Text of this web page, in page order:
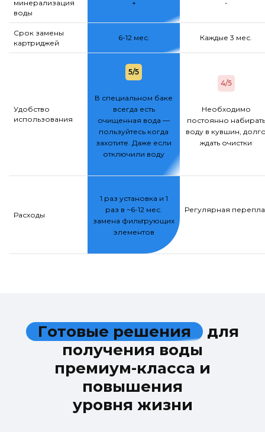
минерализация
воды
+ -
Срок замены
картриджей
6-12 мес. Каждые 3 мес.
Удобство
использования
5/5
В специальном баке
всегда есть
очищенная вода —
пользуйтесь когда
захотите. Даже если
отключили воду
4/5
Необходимо
постоянно набирать
воду в кувшин,
ждать очистки
Расходы
1 раз установка и 1
раз в ~6-12 мес.
замена фильтрующих
элементов
Регулярная
Готовые решения для
получения воды
премиум-класса и
повышения
уровня жизни